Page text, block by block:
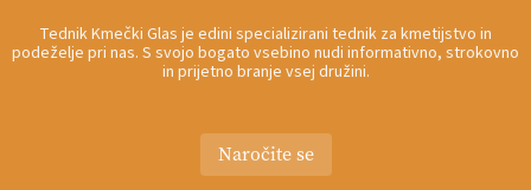
Tednik Kmečki Glas je edini specializirani tednik za kmetijstvo in
podeželje pri nas. S svojo bogato vsebino nudi informativno, strokovno
in prijetno branje vsej družini.
Naročite se